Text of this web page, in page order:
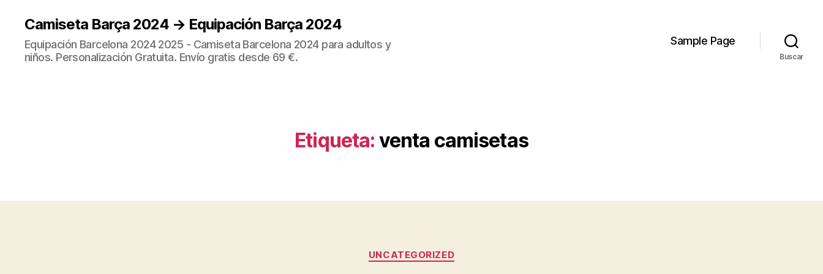
Camiseta Barça 2024 → Equipación Barça 2024
Equipación Barcelona 2024 2025 - Camiseta Barcelona 2024 para adultos y
niños. Personalización Gratuita. Envío gratis desde 69 €.
Sample Page
Buscar
Etiqueta: venta camisetas
Categorías
UNCATEGORIZED